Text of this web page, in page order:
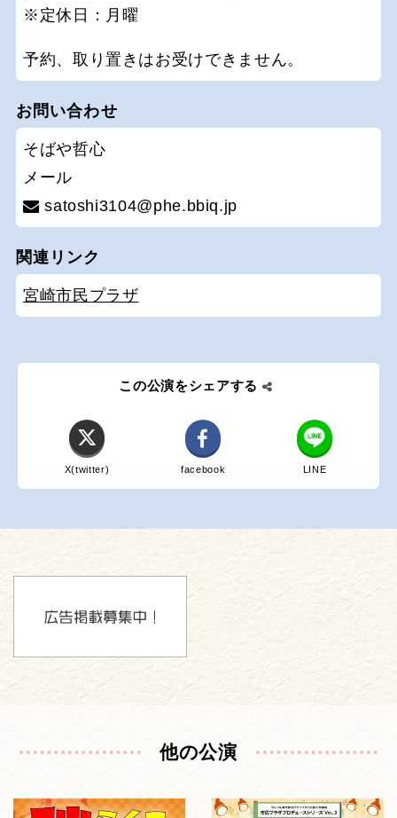
※定休日：月曜
予約、取り置きはお受けできません。
お問い合わせ
そばや哲心
メール
satoshi3104@phe.bbiq.jp
関連リンク
宮崎市民プラザ
この公演をシェアする
X(twitter) facebook LINE
他の公演